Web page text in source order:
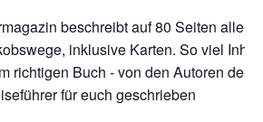
inklusive Karten. So viel Inhalt
richtigen Buch - von den Autoren der
für euch geschrieben